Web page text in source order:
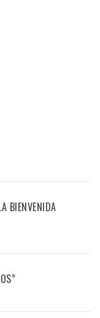
BIENVENIDA